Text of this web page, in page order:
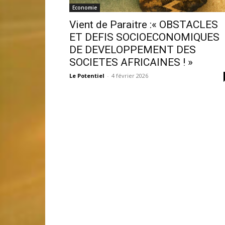
Economie
Vient de Paraitre :« OBSTACLES
ET DEFIS SOCIOECONOMIQUES
DE DEVELOPPEMENT DES
SOCIETES AFRICAINES ! »
Le Potentiel - 4 février 2026